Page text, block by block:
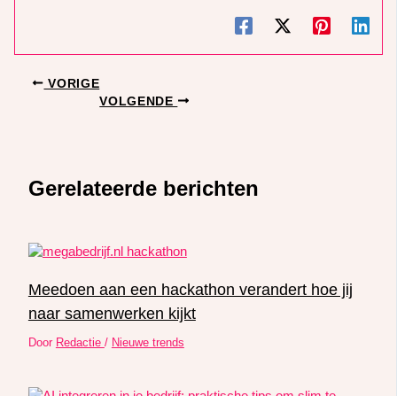
VORIGE
VOLGENDE
Gerelateerde berichten
Meedoen aan een hackathon verandert hoe jij
naar samenwerken kijkt
Door Redactie / Nieuwe trends